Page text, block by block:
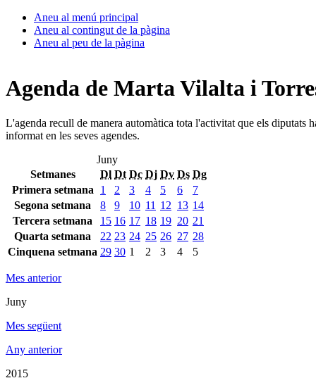
Aneu al menú principal
Aneu al contingut de la pàgina
Aneu al peu de la pàgina
Agenda de Marta Vilalta i
L'agenda recull de manera automàtica tota l'activitat que els diputats
informat en les seves agendes.
Juny
Setmanes
Dl Dt Dc Dj Dv Ds Dg
Primera setmana
1 2 3 4 5 6
7
Segona setmana
8 9 10 11 12 13 14
Tercera setmana
15 16 17 18 19 20 21
Quarta setmana
22 23 24 25 26 27 28
Cinquena setmana 29 30 1 2 3 4 5
Mes anterior
Juny
Mes següent
Any anterior
2015